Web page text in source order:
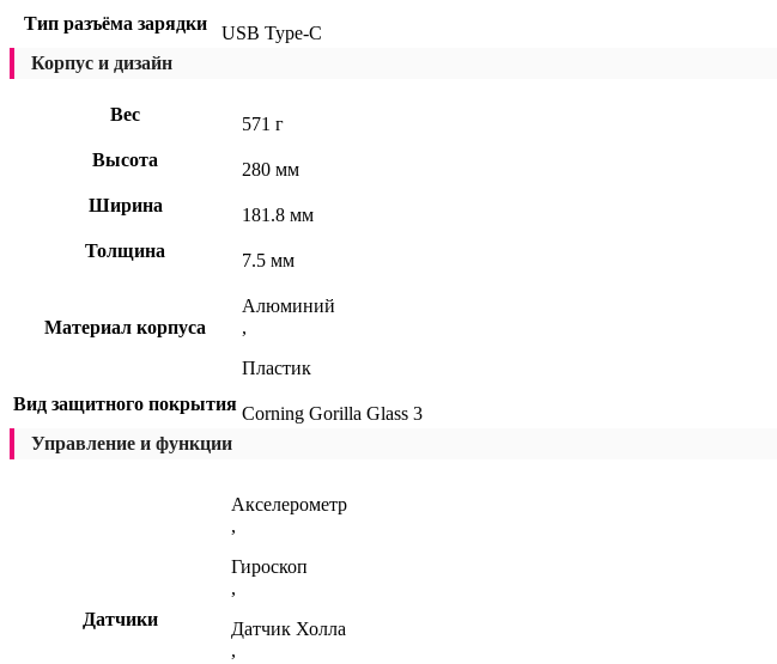
Тип разъёма зарядки
USB Type-C
Корпус и дизайн
Вес
571 г
Высота
280 мм
Ширина
181.8 мм
Толщина
7.5 мм
Материал корпуса
Алюминий
,
Пластик
Вид защитного покрытия Corning Gorilla Glass 3
Управление и функции
Датчики
Акселерометр
,
Гироскоп
,
Датчик Холла
,